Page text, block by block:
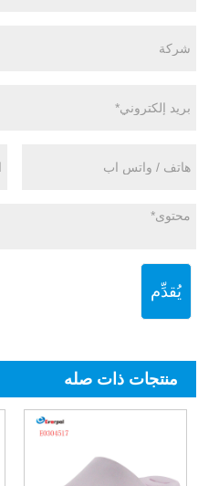
يُقدِّم
منتجات ذات صله